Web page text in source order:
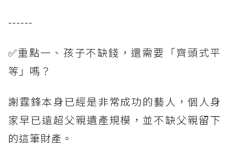
------
✅重點一、孩子不缺錢，還需要「齊頭式平
等」嗎？
謝霆鋒本身已經是非常成功的藝人，個人身
家早已遠超父親遺產規模，並不缺父親留下
的這筆財產。